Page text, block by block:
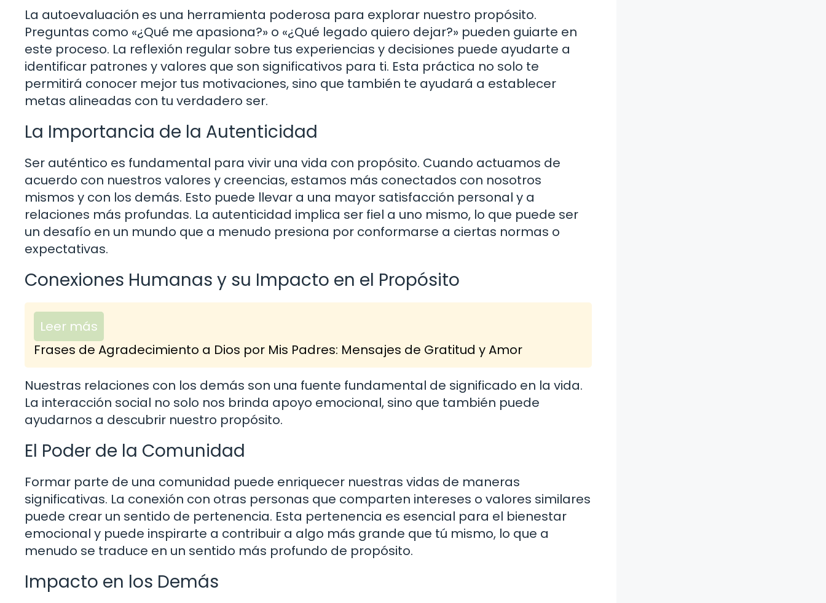
La autoevaluación es una herramienta poderosa para explorar nuestro propósito.
Preguntas como «¿Qué me apasiona?» o «¿Qué legado quiero dejar?» pueden guiarte en
este proceso. La reflexión regular sobre tus experiencias y decisiones puede ayudarte a
identificar patrones y valores que son significativos para ti. Esta práctica no solo te
permitirá conocer mejor tus motivaciones, sino que también te ayudará a establecer
metas alineadas con tu verdadero ser.
La Importancia de la Autenticidad
Ser auténtico es fundamental para vivir una vida con propósito. Cuando actuamos de
acuerdo con nuestros valores y creencias, estamos más conectados con nosotros
mismos y con los demás. Esto puede llevar a una mayor satisfacción personal y a
relaciones más profundas. La autenticidad implica ser fiel a uno mismo, lo que puede ser
un desafío en un mundo que a menudo presiona por conformarse a ciertas normas o
expectativas.
Conexiones Humanas y su Impacto en el Propósito
Leer más
Frases de Agradecimiento a Dios por Mis Padres: Mensajes de Gratitud y Amor
Nuestras relaciones con los demás son una fuente fundamental de significado en la vida.
La interacción social no solo nos brinda apoyo emocional, sino que también puede
ayudarnos a descubrir nuestro propósito.
El Poder de la Comunidad
Formar parte de una comunidad puede enriquecer nuestras vidas de maneras
significativas. La conexión con otras personas que comparten intereses o valores similares
puede crear un sentido de pertenencia. Esta pertenencia es esencial para el bienestar
emocional y puede inspirarte a contribuir a algo más grande que tú mismo, lo que a
menudo se traduce en un sentido más profundo de propósito.
Impacto en los Demás